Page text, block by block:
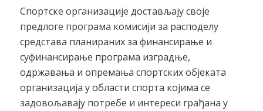
Спортске организације достављају своје
предлоге програма комисији за расподелу
средстава планираних за финансирање и
суфинансирање програма изградње,
одржавања и опремања спортских објеката
организација у области спорта којима се
задовољавају потребе и интереси грађана у